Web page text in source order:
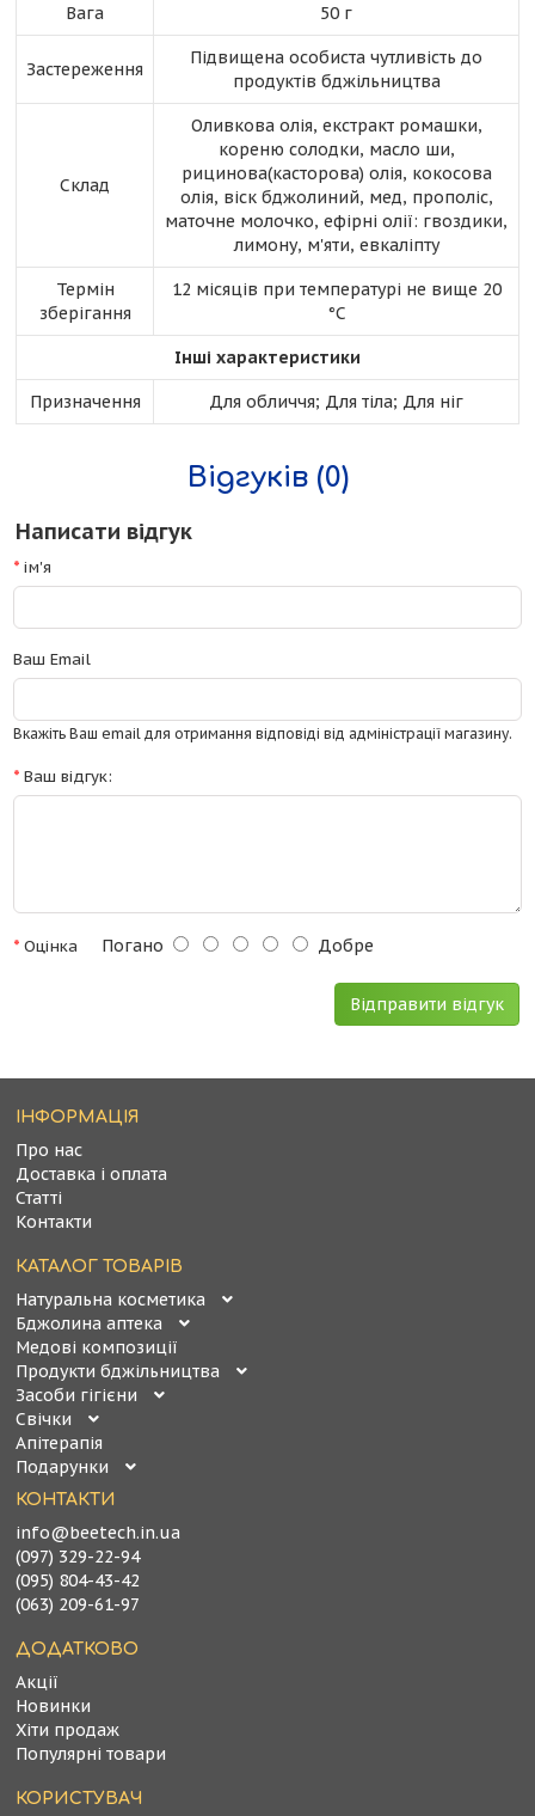
Вага 50 г
Застереження
Підвищена особиста чутливість до
продуктів бджільництва
Склад
Оливкова олія, екстракт ромашки,
кореню солодки, масло ши,
рицинова(касторова) олія, кокосова
олія, віск бджолиний, мед, прополіс,
маточне молочко, ефірні олії: гвоздики,
лимону, м'яти, евкаліпту
Термін
зберігання
12 місяців при температурі не вище 20
°С
Інші характеристики
Призначення Для обличчя; Для тіла; Для ніг
Відгуків (0)
Написати відгук
ім'я
Ваш Email
Вкажіть Ваш email для отримання відповіді від адміністрації магазину.
Ваш відгук:
Оцінка Погано Добре
Відправити відгук
ІНФОРМАЦІЯ
Про нас
Доставка і оплата
Статті
Контакти
КАТАЛОГ ТОВАРІВ
Натуральна косметика
Бджолина аптека
Медові композиції
Продукти бджільництва
Засоби гігієни
Свічки
Апітерапія
Подарунки
КОНТАКТИ
info@beetech.in.ua
(097) 329-22-94
(095) 804-43-42
(063) 209-61-97
ДОДАТКОВО
Акції
Новинки
Хіти продаж
Популярні товари
КОРИСТУВАЧ